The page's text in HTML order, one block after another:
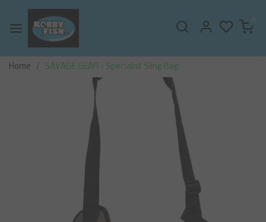
0
Home SAVAGE GEAR - Specialist Sling Bag